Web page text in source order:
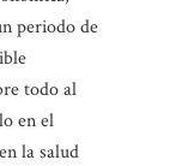
periodo de
todo al
en el
la salud